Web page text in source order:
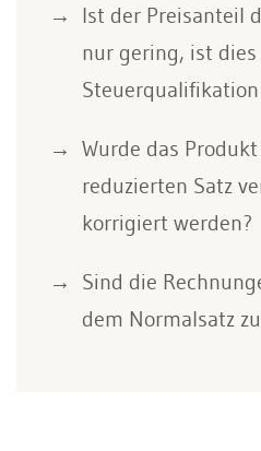
Ist der Preisanteil
nur gering, ist
Wurde das
reduzierten Satz
korrigiert werden?
Sind die
dem Normalsatz